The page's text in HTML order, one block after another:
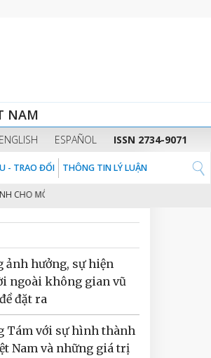
NAM
ENGLISH ESPAÑOL ISSN 2734-9071
- TRAO ĐỔI THÔNG TIN LÝ LUẬN
MÔ HÌNH TĂNG TRƯỞNG MỚI NÂNG TẦM BỨT
ảnh hưởng, sự hiện
ngoài không gian vũ
đặt ra
Tám với sự hình thành
Nam và những giá trị